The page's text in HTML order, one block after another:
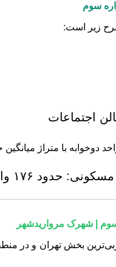
سوم
زیر است:
حدود ۱۷۶ واحد
| شهرک مرواریدشهر